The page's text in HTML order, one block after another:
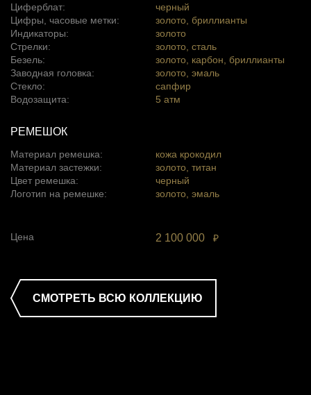
Циферблат:
черный
Цифры, часовые метки:
золото, бриллианты
Индикаторы:
золото
Стрелки:
золото, сталь
Безель:
золото, карбон, бриллианты
Заводная головка:
золото, эмаль
Стекло:
сапфир
Водозащита:
5 атм
РЕМЕШОК
Материал ремешка:
кожа крокодил
Материал застежки:
золото, титан
Цвет ремешка:
черный
Логотип на ремешке:
золото, эмаль
Цена 2 100 000 ₽
СМОТРЕТЬ ВСЮ КОЛЛЕКЦИЮ